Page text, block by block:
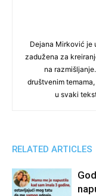
Dejana Mirković je
zadužena za
na
društvenim
u svaki
RELATED ARTICLES